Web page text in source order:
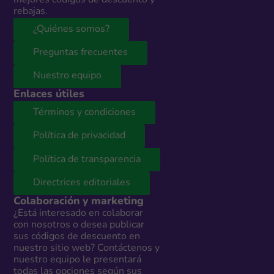
rebajas.
¿Quiénes somos?
Preguntas frecuentes
Nuestro equipo
Enlaces útiles
Términos y condiciones
Política de privacidad
Política de transparencia
Directrices editoriales
Colaboración y marketing
¿Está interesado en colaborar
con nosotros o desea publicar
sus códigos de descuento en
nuestro sitio web? Contáctenos y
nuestro equipo le presentará
todas las opciones según sus